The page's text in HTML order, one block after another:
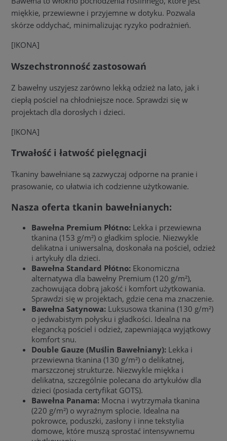
miękkie, przewiewne i przyjemne w dotyku. Pozwala
skórze oddychać, minimalizując ryzyko podrażnień.
[IKONA]
Wszechstronność zastosowań
Z bawełny uszyjesz zarówno lekką odzież na lato, jak i
ciepłą pościel na chłodniejsze noce. Sprawdzi się w
projektach dla dorosłych i dzieci.
[IKONA]
Trwałość i łatwość pielęgnacji
Tkaniny bawełniane są zazwyczaj odporne na pranie i
prasowanie, co ułatwia ich codzienne użytkowanie.
Nasza oferta tkanin bawełnianych:
Bawełna Premium Płótno: Lekka i przewiewna
tkanina (153 g/m²) o gładkim splocie. Niezwykle
delikatna i uniwersalna, doskonała na pościel, odzież
i artykuły dla dzieci.
Bawełna Standard Płótno: Ekonomiczna
alternatywa dla bawełny Premium (120 g/m²),
zachowująca dobrą jakość i komfort użytkowania.
Sprawdzi się w projektach, gdzie cena ma znaczenie.
Bawełna Satynowa: Luksusowa tkanina (130 g/m²)
o jedwabistym połysku i gładkości. Idealna na
elegancką pościel i odzież, zapewniająca wyjątkowy
komfort snu.
Double Gauze (Muślin Bawełniany): Lekka i
przewiewna tkanina (130 g/m²) o delikatnej,
marszczonej strukturze. Niezwykle miękka i
delikatna, szczególnie polecana do artykułów dla
dzieci (posiada certyfikat GOTS).
Bawełna Panama: Mocna i wytrzymała tkanina
(220 g/m²) o wyraźnym splocie. Idealna na
pokrowce, poduszki, zasłony i inne tekstylia
domowe, które muszą sprostać intensywnemu